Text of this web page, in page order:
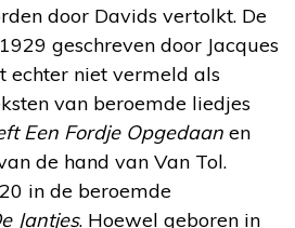
door Davids vertolkt. De
geschreven door Jacques
echter niet vermeld als
van beroemde liedjes
Een Fordje Opgedaan en
de hand van Van Tol.
in de beroemde
Jantjes. Hoewel geboren in